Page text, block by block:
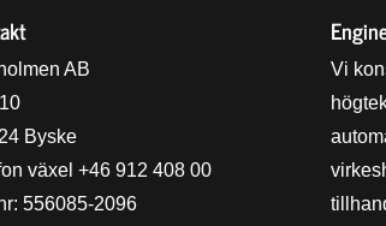
AB
Byske
växel +46 912 408 00
556085-2096
Vi